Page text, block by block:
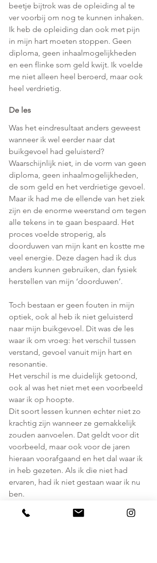
beetje bijtrok was de opleiding al te
ver voorbij om nog te kunnen inhaken.
Ik heb de opleiding dan ook met pijn
in mijn hart moeten stoppen. Geen
diploma, geen inhaalmogelijkheden
en een flinke som geld kwijt. Ik voelde
me niet alleen heel beroerd, maar ook
heel verdrietig.
De les
Was het eindresultaat anders geweest
wanneer ik wel eerder naar dat
buikgevoel had geluisterd?
Waarschijnlijk niet, in de vorm van geen
diploma, geen inhaalmogelijkheden,
de som geld en het verdrietige gevoel.
Maar ik had me de ellende van het ziek
zijn en de enorme weerstand om tegen
alle tekens in te gaan bespaard. Het
proces voelde stroperig, als
doorduwen van mijn kant en kostte me
veel energie. Deze dagen had ik dus
anders kunnen gebruiken, dan fysiek
herstellen van mijn ‘doorduwen’.
Toch bestaan er geen fouten in mijn
optiek, ook al heb ik niet geluisterd
naar mijn buikgevoel. Dit was de les
waar ik om vroeg: het verschil tussen
verstand, gevoel vanuit mijn hart en
resonantie.
Het verschil is me duidelijk getoond,
ook al was het niet met een voorbeeld
waar ik op hoopte.
Dit soort lessen kunnen echter niet zo
krachtig zijn wanneer ze gemakkelijk
zouden aanvoelen. Dat geldt voor dit
voorbeeld, maar ook voor de jaren
hieraan voorafgaand en het dal waar ik
in heb gezeten. Als ik die niet had
ervaren, had ik niet gestaan waar ik nu
ben.
Ik ben ondanks dat mijn hoofd en hart